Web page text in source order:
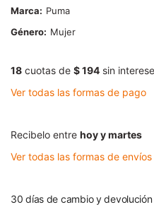
Marca
Puma
Género
Mujer
18 cuotas de $ 194 sin
Ver todas las formas de pago
Recibelo entre hoy y martes
Ver todas las formas de envíos
30 días de cambio y